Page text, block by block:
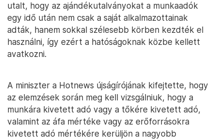
utalt, hogy az ajándékutalványokat a munkaadók
egy idő után nem csak a saját alkalmazottainak
adták, hanem sokkal szélesebb körben kezdték el
használni, így ezért a hatóságoknak közbe kellett
avatkozni.
A miniszter a Hotnews újságírójának kifejtette, hogy
az elemzések során meg kell vizsgálniuk, hogy a
munkára kivetett adó vagy a tőkére kivetett adó,
valamint az áfa mértéke vagy az erőforrásokra
kivetett adó mértékére kerüljön a nagyobb